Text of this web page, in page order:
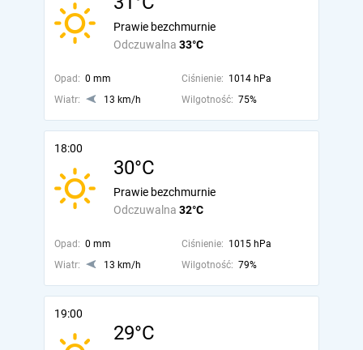
Odczuwalna 33°C
Prawie bezchmurnie
Opad: 0 mm Ciśnienie: 1014 hPa
Wiatr:
13 km/h Wilgotność: 75%
18:00
30°C
Odczuwalna 32°C
Prawie bezchmurnie
Opad: 0 mm Ciśnienie: 1015 hPa
Wiatr:
13 km/h Wilgotność: 79%
19:00
29°C